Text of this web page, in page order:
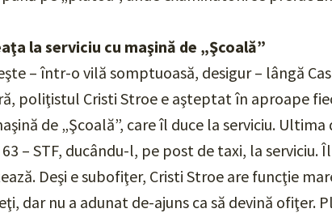
la serviciu cu maşină de „Şcoală”
– într-o vilă somptuoasă, desigur – lângă
poliţistul Cristi Stroe e aşteptat în aproape
de „Şcoală”, care îl duce la serviciu.
63 – STF, ducându-l, pe post de taxi, la serviciu.
Deşi e subofiţer, Cristi Stroe are funcţie
dar nu a adunat de-ajuns ca să devină ofiţer.